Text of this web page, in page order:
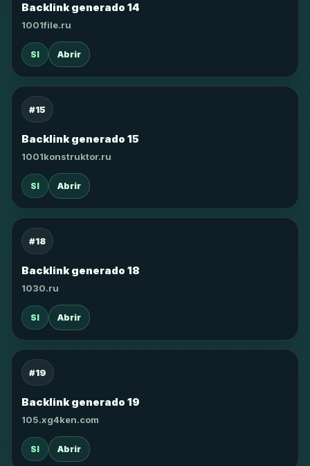
Backlink generado 14
1001file.ru
SI Abrir
#15
Backlink generado 15
1001konstruktor.ru
SI Abrir
#18
Backlink generado 18
1030.ru
SI Abrir
#19
Backlink generado 19
105.xg4ken.com
SI Abrir